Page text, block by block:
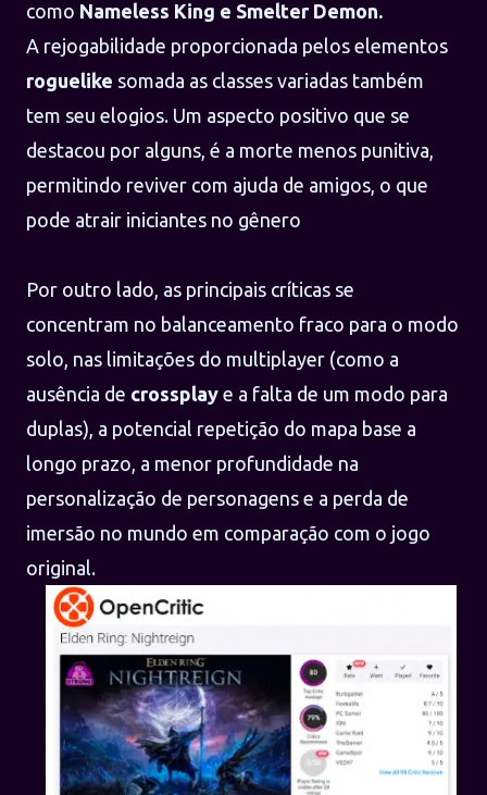
como Nameless King e Smelter Demon.
A rejogabilidade proporcionada pelos elementos
roguelike somada as classes variadas também
tem seu elogios. Um aspecto positivo que se
destacou por alguns, é a morte menos punitiva,
permitindo reviver com ajuda de amigos, o que
pode atrair iniciantes no gênero
Por outro lado, as principais críticas se
concentram no balanceamento fraco para o modo
solo, nas limitações do multiplayer (como a
ausência de crossplay e a falta de um modo para
duplas), a potencial repetição do mapa base a
longo prazo, a menor profundidade na
personalização de personagens e a perda de
imersão no mundo em comparação com o jogo
original.